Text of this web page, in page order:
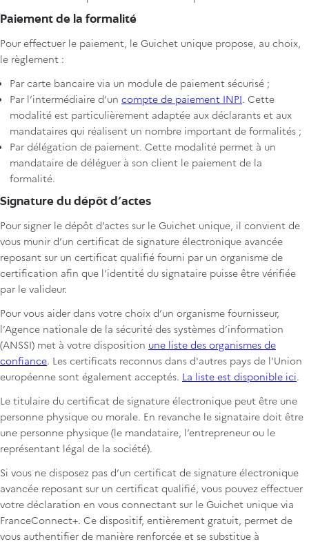
Paiement de la formalité
Pour effectuer le paiement, le Guichet unique propose, au choix,
le règlement :
Par carte bancaire via un module de paiement sécurisé ;
Par l’intermédiaire d’un compte de paiement INPI. Cette
modalité est particulièrement adaptée aux déclarants et aux
mandataires qui réalisent un nombre important de formalités ;
Par délégation de paiement. Cette modalité permet à un
mandataire de déléguer à son client le paiement de la
formalité.
Signature du dépôt d’actes
Pour signer le dépôt d’actes sur le Guichet unique, il convient de
vous munir d’un certificat de signature électronique avancée
reposant sur un certificat qualifié fourni par un organisme de
certification afin que l’identité du signataire puisse être vérifiée
par le valideur.
Pour vous aider dans votre choix d’un organisme fournisseur,
l’Agence nationale de la sécurité des systèmes d’information
(ANSSI) met à votre disposition une liste des organismes de
confiance. Les certificats reconnus dans d'autres pays de l'Union
européenne sont également acceptés. La liste est disponible ici.
Le titulaire du certificat de signature électronique peut être une
personne physique ou morale. En revanche le signataire doit être
une personne physique (le mandataire, l’entrepreneur ou le
représentant légal de la société).
Si vous ne disposez pas d’un certificat de signature électronique
avancée reposant sur un certificat qualifié, vous pouvez effectuer
votre déclaration en vous connectant sur le Guichet unique via
FranceConnect+. Ce dispositif, entièrement gratuit, permet de
vous authentifier de manière renforcée et se substitue à